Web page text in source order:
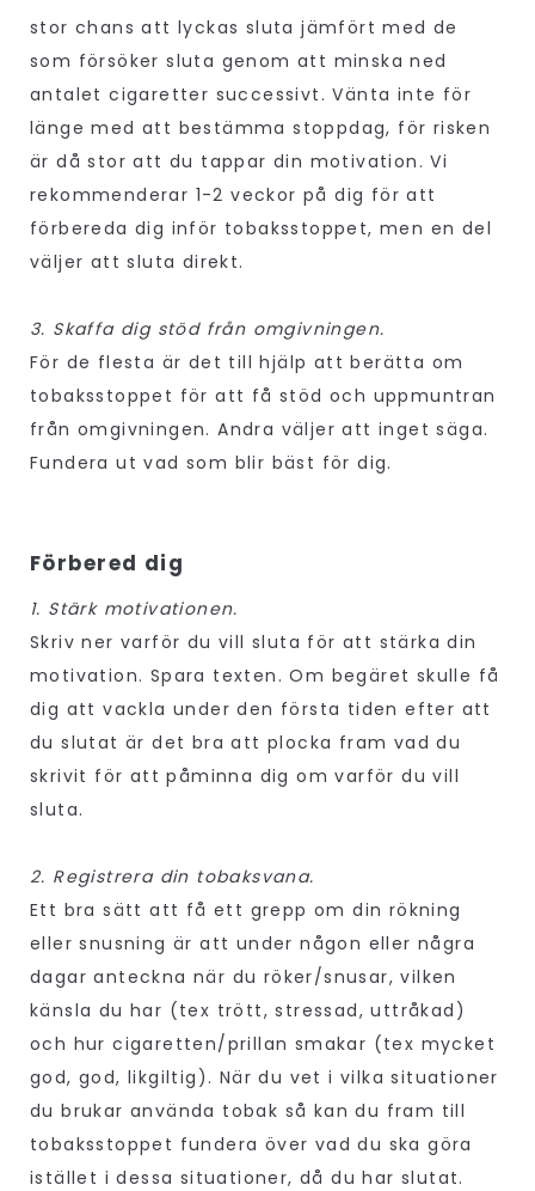
stor chans att lyckas sluta jämfört med de
som försöker sluta genom att minska ned
antalet cigaretter successivt. Vänta inte för
länge med att bestämma stoppdag, för risken
är då stor att du tappar din motivation. Vi
rekommenderar 1-2 veckor på dig för att
förbereda dig inför tobaksstoppet, men en del
väljer att sluta direkt.
3. Skaffa dig stöd från omgivningen.
För de flesta är det till hjälp att berätta om
tobaksstoppet för att få stöd och uppmuntran
från omgivningen. Andra väljer att inget säga.
Fundera ut vad som blir bäst för dig.
Förbered dig
1. Stärk motivationen.
Skriv ner varför du vill sluta för att stärka din
motivation. Spara texten. Om begäret skulle få
dig att vackla under den första tiden efter att
du slutat är det bra att plocka fram vad du
skrivit för att påminna dig om varför du vill
sluta.
2. Registrera din tobaksvana.
Ett bra sätt att få ett grepp om din rökning
eller snusning är att under någon eller några
dagar anteckna när du röker/snusar, vilken
känsla du har (tex trött, stressad, uttråkad)
och hur cigaretten/prillan smakar (tex mycket
god, god, likgiltig). När du vet i vilka situationer
du brukar använda tobak så kan du fram till
tobaksstoppet fundera över vad du ska göra
istället i dessa situationer, då du har slutat.